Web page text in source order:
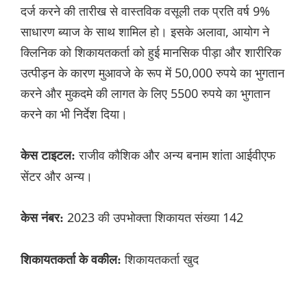
दर्ज करने की तारीख से वास्तविक वसूली तक प्रति वर्ष 9%
साधारण ब्याज के साथ शामिल हो। इसके अलावा, आयोग ने
क्लिनिक को शिकायतकर्ता को हुई मानसिक पीड़ा और शारीरिक
उत्पीड़न के कारण मुआवजे के रूप में 50,000 रुपये का भुगतान
करने और मुकदमे की लागत के लिए 5500 रुपये का भुगतान
करने का भी निर्देश दिया।
केस टाइटल: राजीव कौशिक और अन्य बनाम शांता आईवीएफ
सेंटर और अन्य।
केस नंबर: 2023 की उपभोक्ता शिकायत संख्या 142
शिकायतकर्ता के वकील: शिकायतकर्ता खुद